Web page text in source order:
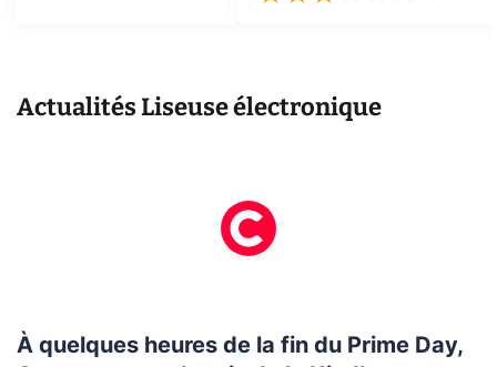
ActualitésLiseuse électronique
À quelques heures de la fin du Prime Day,